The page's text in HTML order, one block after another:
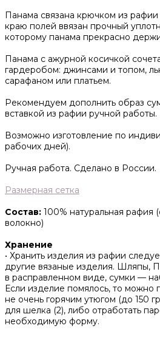
Панама связана крючком из рафии
краю полей ввязан прочный
которому панама прекрасно
Панама с ажурной косичкой
гардеробом: джинсами и топом,
сарафаном или платьем.
Рекомендуем дополнить образ
вставкой из рафии ручной работы.
Возможно изготовление по
рабочих дней).
Ручная работа. Сделано в России.
Размерная сетка
Состав: 100% натуральная
волокно)
Хранение
• Хранить изделия из рафии
другие вязаные изделия. Шляпы,
в расправленном виде, сумки —
Если изделие помялось, то можно
не очень горячим утюгом (до 150
для шелка (2), либо отработать
необходимую форму.